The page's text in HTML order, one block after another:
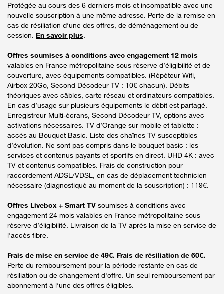
Protégée au cours des 6 derniers mois et incompatible avec une
nouvelle souscription à une même adresse. Perte de la remise en
cas de résiliation d’une des offres, de déménagement ou de
cession. En savoir plus.
Offres soumises à conditions avec engagement 12 mois
valables en France métropolitaine sous réserve d’éligibilité et de
couverture, avec équipements compatibles. (Répéteur Wifi,
Airbox 20Go, Second Décodeur TV : 10€ chacun). Débits
théoriques avec câbles, carte réseau et ordinateurs compatibles.
En cas d’usage sur plusieurs équipements le débit est partagé.
Enregistreur Multi-écrans, Second Décodeur TV, options avec
activations nécessaires. TV d’Orange sur mobile et tablette :
accès au Bouquet Basic. Liste des chaînes TV susceptibles
d’évolution. Ne sont pas compris dans le bouquet basic : les
services et contenus payants et sportifs en direct. UHD 4K : avec
TV et contenus compatibles. Frais de construction pour
raccordement ADSL/VDSL, en cas de déplacement technicien
nécessaire (diagnostiqué au moment de la souscription) : 119€.
Offres Livebox + Smart TV soumises à conditions avec
engagement 24 mois valables en France métropolitaine sous
réserve d’éligibilité. Livraison de la TV après la mise en service de
l'accès fibre.
Frais de mise en service de 49€. Frais de résiliation de 60€.
Perte du remboursement pour la période restante en cas de
résiliation ou de changement d'offre. Un seul remboursement par
abonnement à l’une des offres éligibles.